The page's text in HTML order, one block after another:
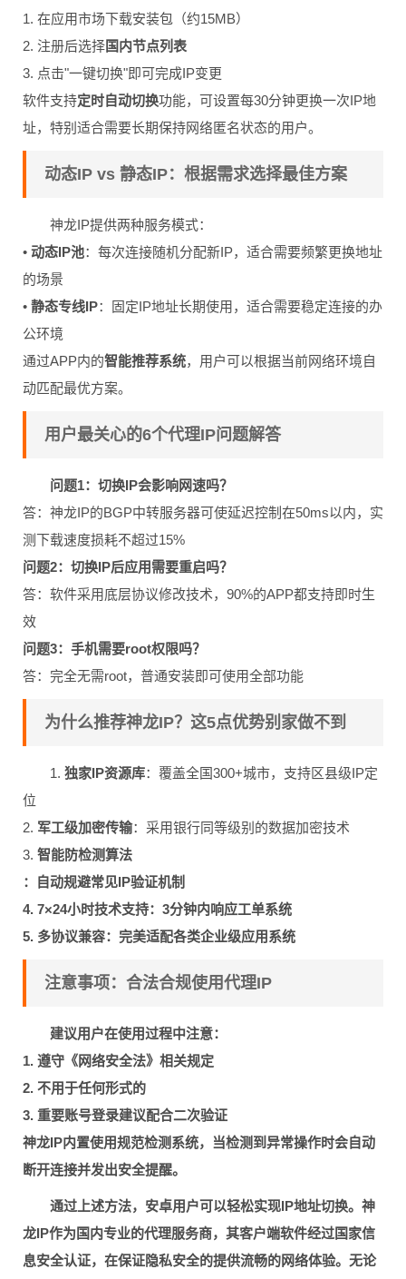
1. 在应用市场下载安装包（约15MB）
2. 注册后选择国内节点列表
3. 点击"一键切换"即可完成IP变更
软件支持定时自动切换功能，可设置每30分钟更换一次IP地
址，特别适合需要长期保持网络匿名状态的用户。
动态IP vs 静态IP：根据需求选择最佳方案
神龙IP提供两种服务模式：
• 动态IP池：每次连接随机分配新IP，适合需要频繁更换地址
的场景
• 静态专线IP：固定IP地址长期使用，适合需要稳定连接的办
公环境
通过APP内的智能推荐系统，用户可以根据当前网络环境自
动匹配最优方案。
用户最关心的6个代理IP问题解答
问题1：切换IP会影响网速吗？
答：神龙IP的BGP中转服务器可使延迟控制在50ms以内，实
测下载速度损耗不超过15%
问题2：切换IP后应用需要重启吗？
答：软件采用底层协议修改技术，90%的APP都支持即时生
效
问题3：手机需要root权限吗？
答：完全无需root，普通安装即可使用全部功能
为什么推荐神龙IP？这5点优势别家做不到
1. 独家IP资源库：覆盖全国300+城市，支持区县级IP定
位
2. 军工级加密传输：采用银行同等级别的数据加密技术
3. 智能防检测算法
：自动规避常见IP验证机制
4. 7×24小时技术支持：3分钟内响应工单系统
5. 多协议兼容：完美适配各类企业级应用系统
注意事项：合法合规使用代理IP
建议用户在使用过程中注意：
1. 遵守《网络安全法》相关规定
2. 不用于任何形式的
3. 重要账号登录建议配合二次验证
神龙IP内置使用规范检测系统，当检测到异常操作时会自动
断开连接并发出安全提醒。
通过上述方法，安卓用户可以轻松实现IP地址切换。神
龙IP作为国内专业的代理服务商，其客户端软件经过国家信
息安全认证，在保证隐私安全的提供流畅的网络体验。无论